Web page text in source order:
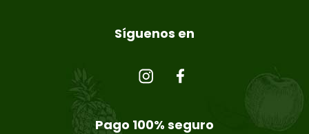
Síguenos en
Pago 100% seguro